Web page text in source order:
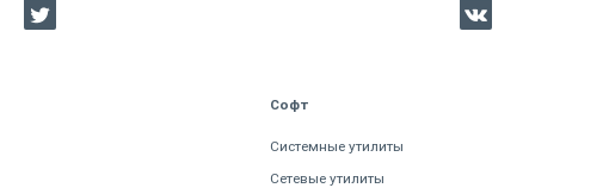
Софт
Системные утилиты
Сетевые утилиты